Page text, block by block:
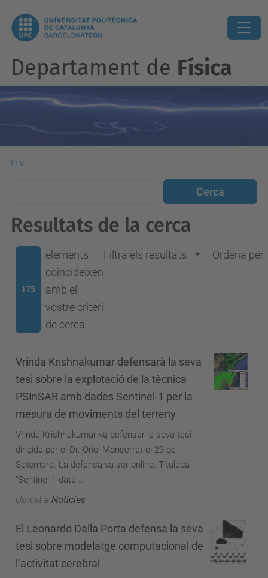
Departament de Física
Inici
Resultats de la cerca
175
elements
coincideixen
amb el
vostre criteri
de cerca
Filtra els resultats. Ordena per
Vrinda Krishnakumar defensarà la seva
tesi sobre la explotació de la tècnica
PSInSAR amb dades Sentinel-1 per la
mesura de moviments del terreny
Vrinda Krishnakumar va defensar la seva tesi
dirigida per el Dr. Oriol Monserrat el 29 de
Setembre. La defensa va ser online. Titulada
"Sentinel-1 data ...
Ubicat a Notícies
El Leonardo Dalla Porta defensa la seva
tesi sobre modelatge computacional de
l’activitat cerebral